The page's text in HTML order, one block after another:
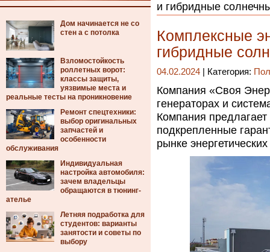
Дом начинается не со
стен а с потолка
Взломостойкость
роллетных ворот:
классы защиты,
уязвимые места и
реальные тесты на проникновение
Ремонт спецтехники:
выбор оригинальных
запчастей и
особенности
обслуживания
Индивидуальная
настройка автомобиля:
зачем владельцы
обращаются в тюнинг-
ателье
Летняя подработка для
студентов: варианты
занятости и советы по
выбору
и гибридные
Комплексные
гибридные
04.02.2024 | Категория:
Компания «Своя
генераторах и
Компания
подкрепленные
рынке